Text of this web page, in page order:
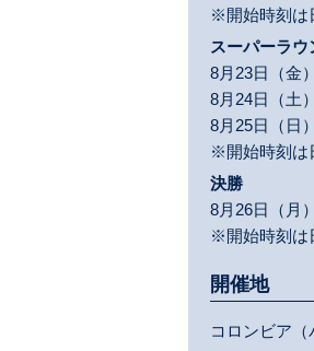
※開始時刻は
スーパーラウ
8月23日（金
8月24日（土
8月25日（日
※開始時刻は
決勝
8月26日（月
※開始時刻は
開催地
コロンビア（